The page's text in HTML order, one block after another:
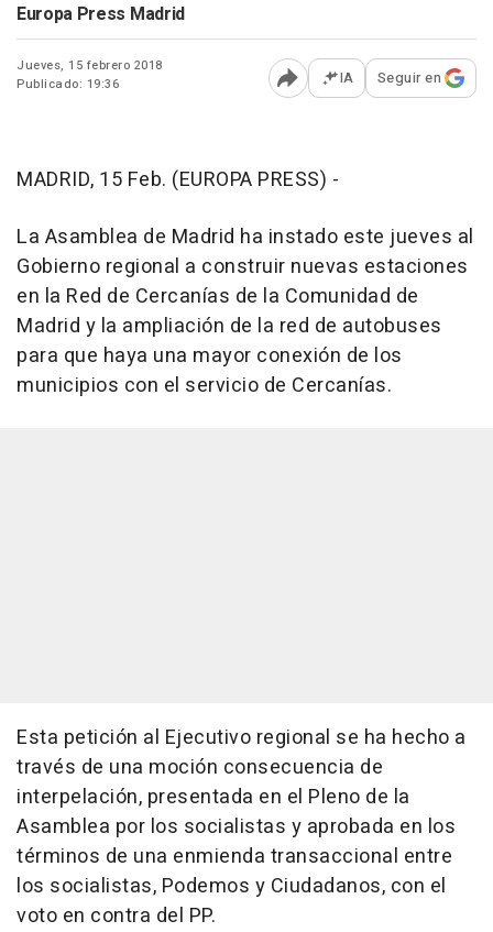
Europa Press Madrid
Jueves, 15 febrero 2018
Publicado: 19:36
Abrir opciones para
IA Seguir en
MADRID, 15 Feb. (EUROPA PRESS) -
La Asamblea de Madrid ha instado este jueves al
Gobierno regional a construir nuevas estaciones
en la Red de Cercanías de la Comunidad de
Madrid y la ampliación de la red de autobuses
para que haya una mayor conexión de los
municipios con el servicio de Cercanías.
Esta petición al Ejecutivo regional se ha hecho a
través de una moción consecuencia de
interpelación, presentada en el Pleno de la
Asamblea por los socialistas y aprobada en los
términos de una enmienda transaccional entre
los socialistas, Podemos y Ciudadanos, con el
voto en contra del PP.